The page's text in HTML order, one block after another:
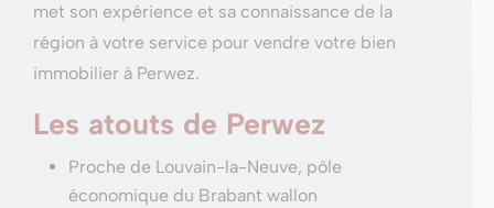
met son expérience et sa connaissance de la
région à votre service pour vendre votre bien
immobilier à Perwez.
Les atouts de Perwez
Proche de Louvain-la-Neuve, pôle
économique du Brabant wallon